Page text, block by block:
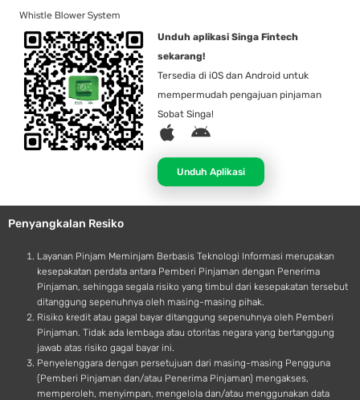
Whistle Blower System
Unduh aplikasi Singa Fintech
sekarang!
Tersedia di iOS dan Android untuk
mempermudah pengajuan pinjaman
Sobat Singa!
A
p
l
e
A
d
r
o
d
Unduh Aplikasi
Penyangkalan Resiko
Layanan Pinjam Meminjam Berbasis Teknologi Informasi merupakan
kesepakatan perdata antara Pemberi Pinjaman dengan Penerima
Pinjaman, sehingga segala risiko yang timbul dari kesepakatan tersebut
ditanggung sepenuhnya oleh masing-masing pihak.
Risiko kredit atau gagal bayar ditanggung sepenuhnya oleh Pemberi
Pinjaman. Tidak ada lembaga atau otoritas negara yang bertanggung
jawab atas risiko gagal bayar ini.
Penyelenggara dengan persetujuan dari masing-masing Pengguna
(Pemberi Pinjaman dan/atau Penerima Pinjaman) mengakses,
memperoleh, menyimpan, mengelola dan/atau menggunakan data